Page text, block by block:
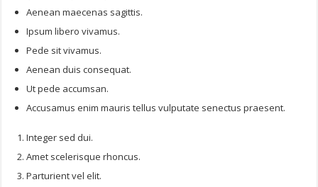
Aenean maecenas sagittis.
Ipsum libero vivamus.
Pede sit vivamus.
Aenean duis consequat.
Ut pede accumsan.
Accusamus enim mauris tellus vulputate senectus praesent.
Integer sed dui.
Amet scelerisque rhoncus.
Parturient vel elit.